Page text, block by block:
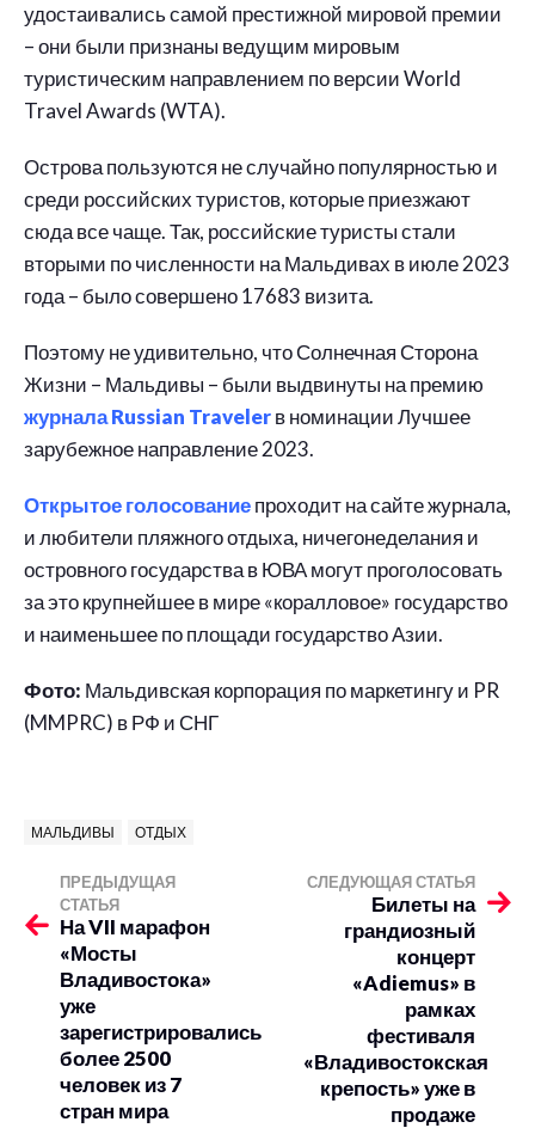
удостаивались самой престижной мировой премии
– они были признаны ведущим мировым
туристическим направлением по версии World
Travel Awards (WTA).
Острова пользуются не случайно популярностью и
среди российских туристов, которые приезжают
сюда все чаще. Так, российские туристы стали
вторыми по численности на Мальдивах в июле 2023
года – было совершено 17683 визита.
Поэтому не удивительно, что Солнечная Сторона
Жизни – Мальдивы – были выдвинуты на премию
журнала Russian Travelerв номинации Лучшее
зарубежное направление 2023.
Открытое голосованиепроходит на сайте журнала,
и любители пляжного отдыха, ничегонеделания и
островного государства в ЮВА могут проголосовать
за это крупнейшее в мире «коралловое» государство
и наименьшее по площади государство Азии.
Фото: Мальдивская корпорация по маркетингу и PR
(MMPRC) в РФ и СНГ
МАЛЬДИВЫ ОТДЫХ
ПРЕДЫДУЩАЯ
СТАТЬЯ
На VII марафон
«Мосты
Владивостока»
уже
зарегистрировались
более 2500
человек из 7
стран мира
СЛЕДУЮЩАЯ СТАТЬЯ
Билеты на
грандиозный
концерт
«Adiemus» в
рамках
фестиваля
«Владивостокская
крепость» уже в
продаже